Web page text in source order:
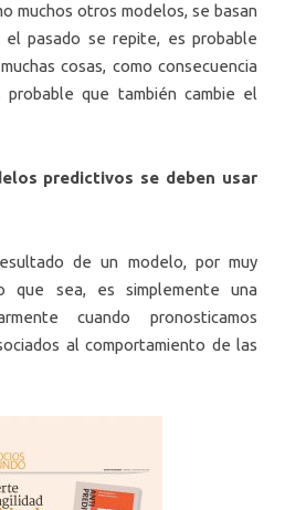
muchos otros modelos, se basan
pasado se repite, es probable
cosas, como consecuencia
que también cambie el
predictivos se deben usar
de un modelo, por muy
que sea, es simplemente una
cuando pronosticamos
al comportamiento de las